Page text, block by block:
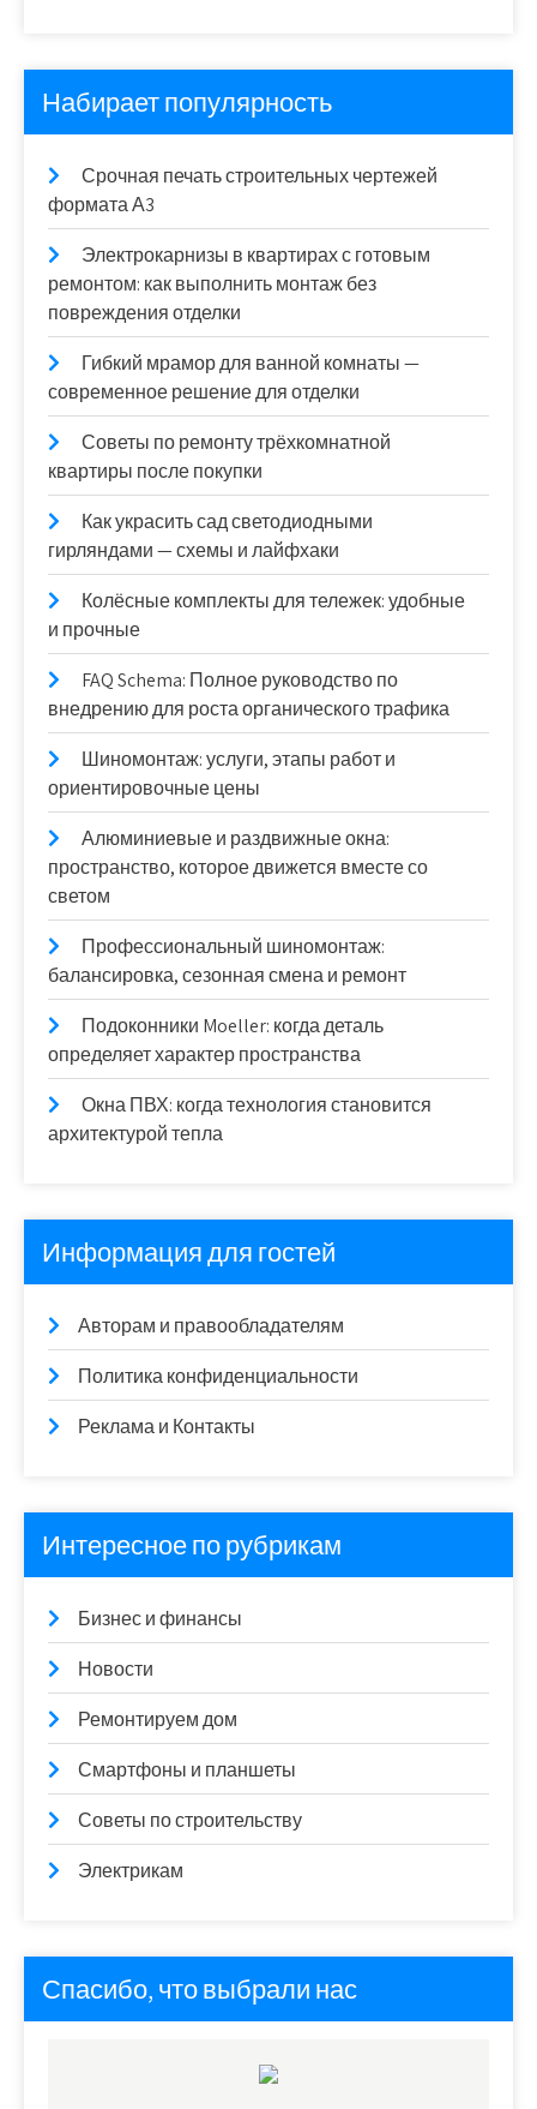
Набирает популярность
Срочная печать строительных чертежей
формата А3
Электрокарнизы в квартирах с готовым
ремонтом: как выполнить монтаж без
повреждения отделки
Гибкий мрамор для ванной комнаты —
современное решение для отделки
Советы по ремонту трёхкомнатной
квартиры после покупки
Как украсить сад светодиодными
гирляндами — схемы и лайфхаки
Колёсные комплекты для тележек: удобные
и прочные
FAQ Schema: Полное руководство по
внедрению для роста органического трафика
Шиномонтаж: услуги, этапы работ и
ориентировочные цены
Алюминиевые и раздвижные окна:
пространство, которое движется вместе со
светом
Профессиональный шиномонтаж:
балансировка, сезонная смена и ремонт
Подоконники Moeller: когда деталь
определяет характер пространства
Окна ПВХ: когда технология становится
архитектурой тепла
Информация для гостей
Авторам и правообладателям
Политика конфиденциальности
Реклама и Контакты
Интересное по рубрикам
Бизнес и финансы
Новости
Ремонтируем дом
Смартфоны и планшеты
Советы по строительству
Электрикам
Спасибо, что выбрали нас